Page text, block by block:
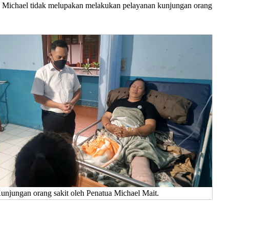
Michael tidak melupakan melakukan pelayanan kunjungan orang
orang sakit oleh Penatua Michael Mait.